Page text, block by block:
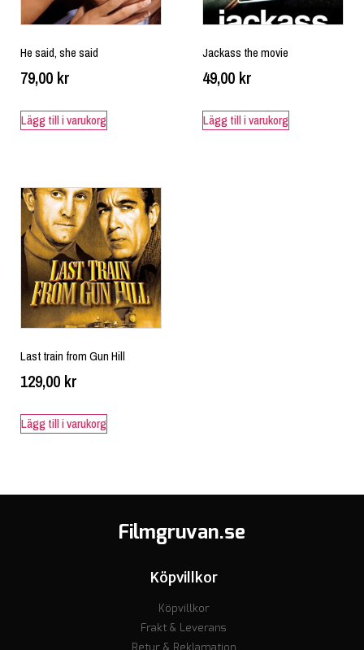
He said, she said
79,00 kr
Lägg till i varukorg
Jackass the movie
49,00 kr
Lägg till i varukorg
Last train from Gun Hill
129,00 kr
Lägg till i varukorg
Filmgruvan.se
Köpvillkor
Köpvillkor
Frakt & Leverans